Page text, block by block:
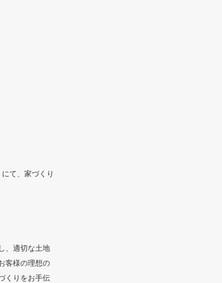
て、家づくり
、適切な土地
客様の理想の
くりをお手伝